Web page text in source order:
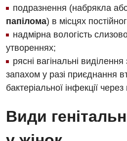
Заходи БПР
Інтернатура
Енциклопедія
Програма лояльності
Відео
Діагностика
Ангіографічні дослідження
Діагностичне відділення
Ендоскопічне відділення
Комп’ютерна томографія
Мамографія
Відділ госпіталізації
Відділення кардіосудинної
Відділення невідкладних
Гінекологічне відділення
Денний стаціонар
Декларування
подразнення (набрякла
папілома) в місцях
надмірна вологість
утвореннях;
рясні вагінальні
запахом у разі приєднання
бактеріальної інфекції
Види